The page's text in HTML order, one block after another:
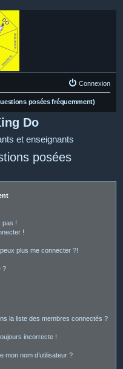
Connexion
posées fréquemment)
Do
et enseignants
posées
pas !
!
plus me connecter ?!
?
la liste des membres connectés ?
incorrecte !
mon nom d’utilisateur ?